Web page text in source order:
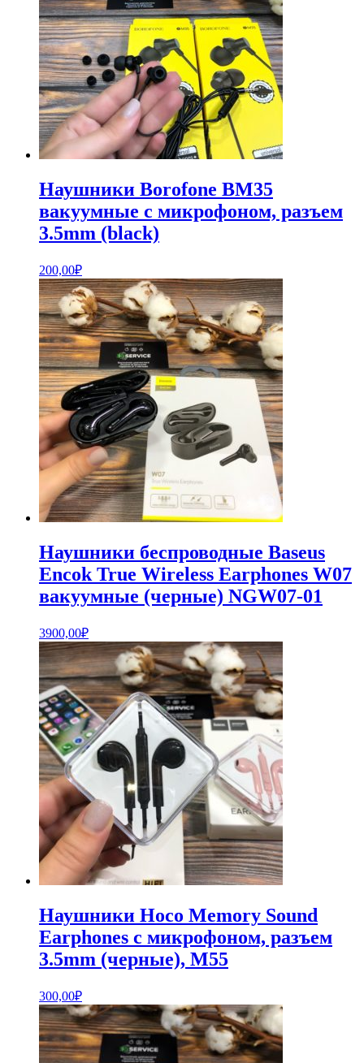
Наушники Borofone BM35
вакуумные с микрофоном, разъем
3.5mm (black)
200,00₽
Наушники беспроводные Baseus
Encok True Wireless Earphones W07
вакуумные (черные) NGW07-01
3900,00₽
Наушники Hoco Memory Sound
Earphones с микрофоном, разъем
3.5mm (черные), M55
300,00₽